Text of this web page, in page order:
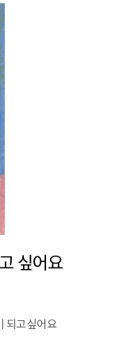
싶어요
되고 싶어요